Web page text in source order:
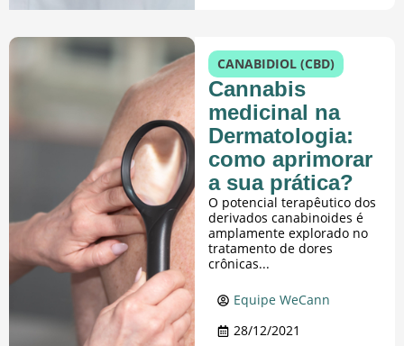
CANABIDIOL (CBD)
Cannabis
medicinal na
Dermatologia:
como aprimorar
a sua prática?
O potencial terapêutico dos
derivados canabinoides é
amplamente explorado no
tratamento de dores
crônicas...
Equipe WeCann
28/12/2021